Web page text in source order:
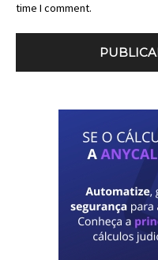
time I comment.